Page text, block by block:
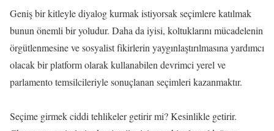
Geniş bir kitleyle diyalog kurmak istiyorsak seçimlere katılmak
bunun önemli bir yoludur. Daha da iyisi, koltuklarını mücadelenin
örgütlenmesine ve sosyalist fikirlerin yaygınlaştırılmasına yardımcı
olacak bir platform olarak kullanabilen devrimci yerel ve
parlamento temsilcileriyle sonuçlanan seçimleri kazanmaktır.
Seçime girmek ciddi tehlikeler getirir mi? Kesinlikle getirir.